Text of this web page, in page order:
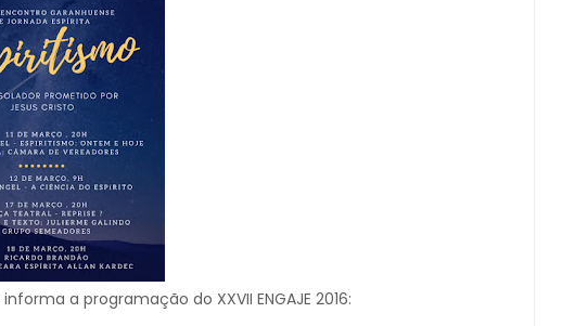
a programação do XXVII ENGAJE 2016: